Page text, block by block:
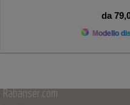
da
Modello
Rabanser.com